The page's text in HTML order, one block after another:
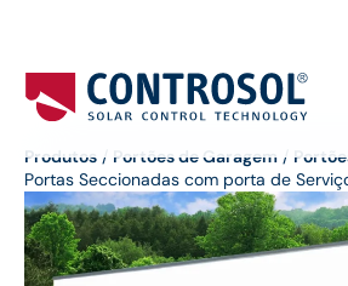
Produtos / Portões de Garagem /
Portas Seccionadas com porta de